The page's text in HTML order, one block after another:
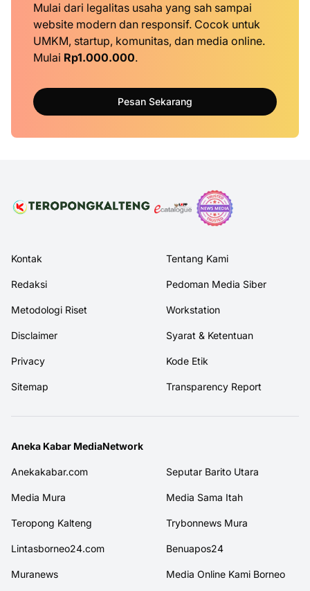
Mulai dari legalitas usaha yang sah sampai
website modern dan responsif. Cocok untuk
UMKM, startup, komunitas, dan media online.
Mulai Rp1.000.000.
Pesan Sekarang
Kontak Tentang Kami
Redaksi Pedoman Media Siber
Metodologi Riset Workstation
Disclaimer Syarat & Ketentuan
Privacy Kode Etik
Sitemap Transparency Report
Aneka Kabar MediaNetwork
Anekakabar.com Seputar Barito Utara
Media Mura Media Sama Itah
Teropong Kalteng Trybonnews Mura
Lintasborneo24.com Benuapos24
Muranews Media Online Kami Borneo